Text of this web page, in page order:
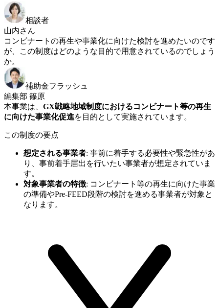
相談者
山内さん
コンビナートの再生や事業化に向けた検討を進めたいのです
が、この制度はどのような目的で用意されているのでしょう
か。
補助金フラッシュ
編集部 篠原
本事業は、 GX戦略地域制度におけるコンビナート等の再生
に向けた事業化促進を目的として実施されています。
この制度の要点
想定される事業者: 事前に着手する必要性や緊急性があ
り、事前着手届出を行いたい事業者が想定されていま
す。
対象事業者の特徴: コンビナート等の再生に向けた事業
の準備やPre-FEED段階の検討を進める事業者が対象と
なります。